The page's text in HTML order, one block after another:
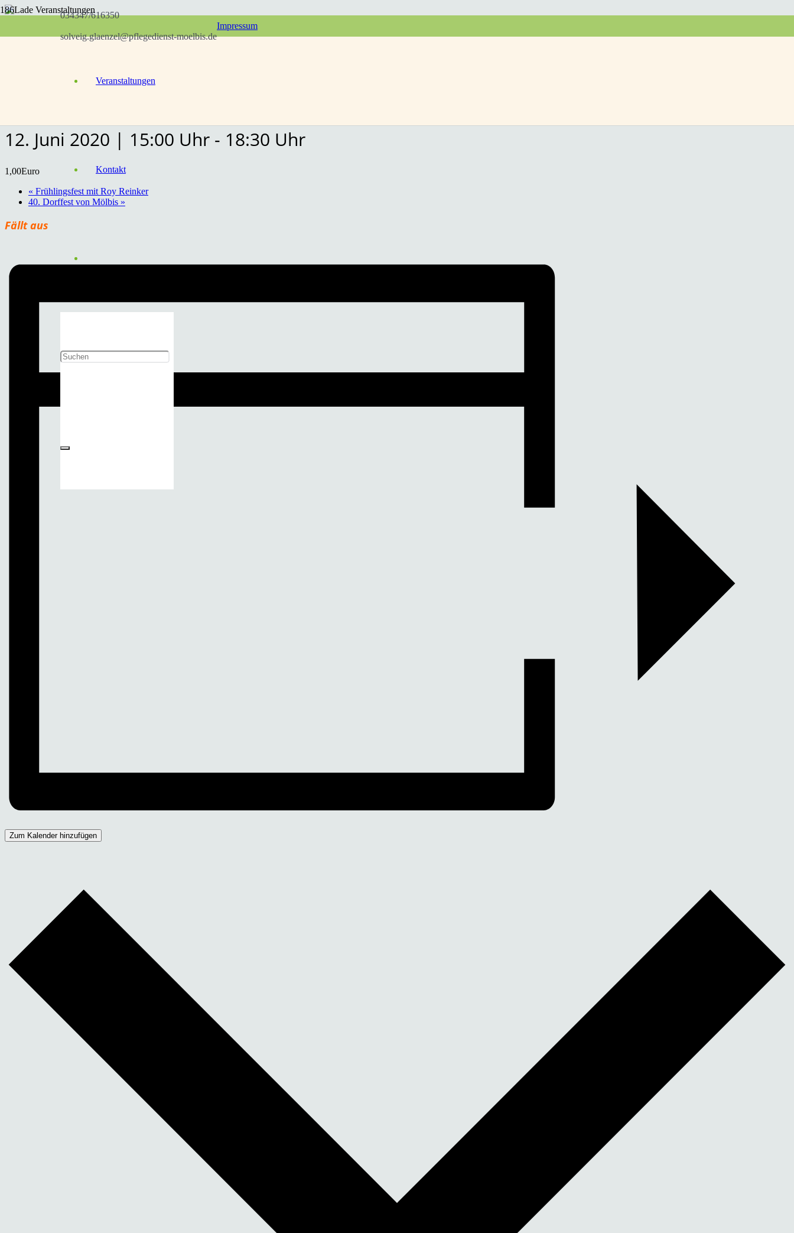
034347/616350
solveig.glaenzel@pflegedienst-moelbis.de
Impressum
Veranstaltungen
Kontakt
Sommerfest 2020 im Seniorenlandhaus Mölbis
12. Juni 2020 | 15:00 Uhr - 18:30 Uhr
1,00Euro
« Frühlingsfest mit Roy Reinker
40. Dorffest von Mölbis »
Fällt aus
Zum Kalender hinzufügen